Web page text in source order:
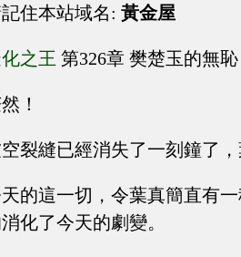
住本站域名: 黃金屋
之王 第326章 樊楚玉的無恥
！
空裂縫已經消失了一刻鐘了
的這一切，令葉真簡直有
化了今天的劇變。